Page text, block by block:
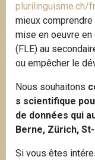
plurilinguisme.ch/
mieux
mise en oeuvre
(FLE) au
ou empêcher le
Nous souhaitons
s scientifique
de données qui
Berne, Zürich,
Si vous êtes